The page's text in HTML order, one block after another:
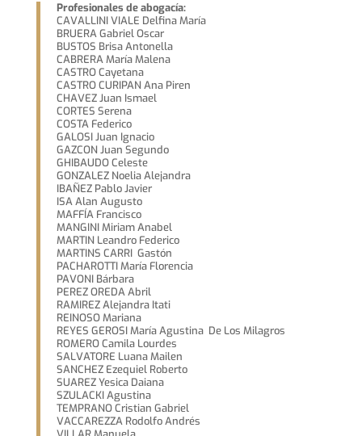
Profesionales de abogacía:
CAVALLINI VIALE Delfina María
BRUERA Gabriel Oscar
BUSTOS Brisa Antonella
CABRERA María Malena
CASTRO Cayetana
CASTRO CURIPAN Ana Piren
CHAVEZ Juan Ismael
CORTES Serena
COSTA Federico
GALOSI Juan Ignacio
GAZCON Juan Segundo
GHIBAUDO Celeste
GONZALEZ Noelia Alejandra
IBAÑEZ Pablo Javier
ISA Alan Augusto
MAFFÍA Francisco
MANGINI Miriam Anabel
MARTIN Leandro Federico
MARTINS CARRI Gastón
PACHAROTTI María Florencia
PAVONI Bárbara
PEREZ OREDA Abril
RAMIREZ Alejandra Itati
REINOSO Mariana
REYES GEROSI María Agustina De Los Milagros
ROMERO Camila Lourdes
SALVATORE Luana Mailen
SANCHEZ Ezequiel Roberto
SUAREZ Yesica Daiana
SZULACKI Agustina
TEMPRANO Cristian Gabriel
VACCAREZZA Rodolfo Andrés